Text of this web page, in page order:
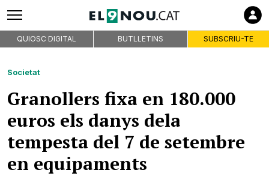
QUIOSC DIGITAL BUTLLETINS SUBSCRIU-TE
Societat
Granollers fixa en 180.000
euros els danys dela
tempesta del 7 de setembre
en equipaments